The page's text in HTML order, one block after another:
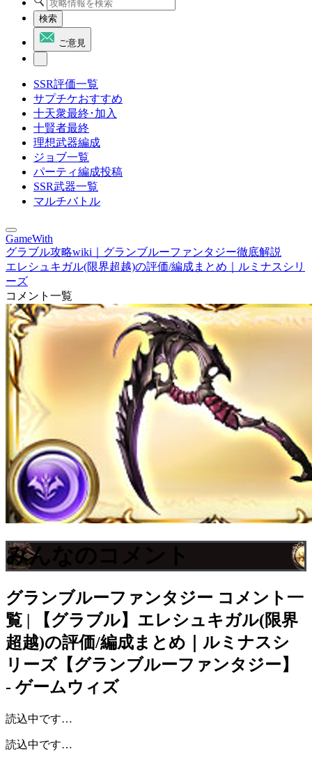
検索
ご意見
SSR評価一覧
サプチケおすすめ
十天衆最終･加入
十賢者最終
理想武器編成
ジョブ一覧
パーティ編成投稿
SSR武器一覧
マルチバトル
GameWith
グラブル攻略wiki｜グランブルーファンタジー徹底解説
エレシュキガル(限界超越)の評価/編成まとめ｜ルミナスシリ
ーズ
コメント一覧
みんなのコメント
グランブルーファンタジー コメント一
覧 | 【グラブル】エレシュキガル(限界
超越)の評価/編成まとめ｜ルミナスシ
リーズ【グランブルーファンタジー】
- ゲームウィズ
読込中です…
読込中です…